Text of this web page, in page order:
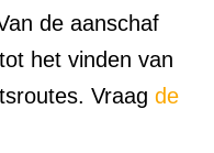
de aanschaf
het vinden van
Vraagde